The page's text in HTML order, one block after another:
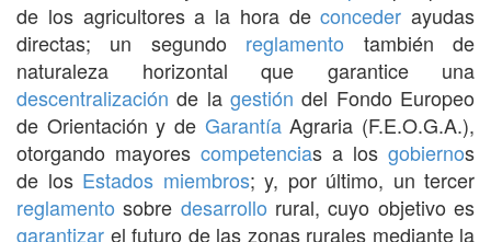
de los agricultores a la hora deconceder ayudas
directas; un segundo reglamento también de
naturaleza horizontal que garantice una
descentralización de la gestión del Fondo Europeo
de Orientación y de GarantíaAgraria (F.E.O.G.A.),
otorgando mayores competencias a los gobiernos
de los Estados miembros; y, por último, un tercer
reglamento sobre desarrollo rural, cuyo objetivo es
garantizar el futuro de las zonas rurales mediante la